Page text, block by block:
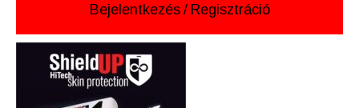
Bejelentkezés / Regisztráció